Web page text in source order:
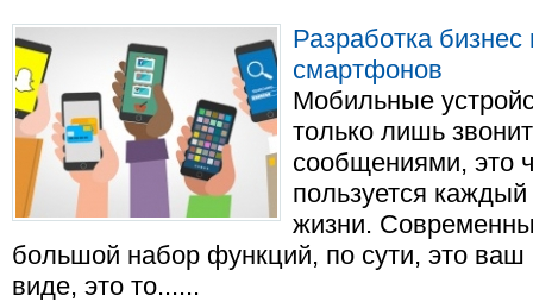
Разработка
смартфонов
Мобильные
только лишь
сообщениями, это
пользуется
жизни.
большой набор функций, по сути, это
виде, это то......